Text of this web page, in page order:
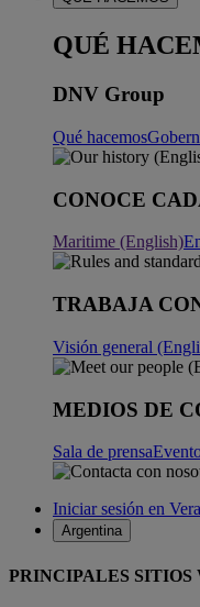
QUÉ
DNV Group
Qué hacemos
CONOCE
Maritime (English)
TRABAJA
Visión general
MEDIOS DE
Sala de prensa
Iniciar sesión en
Argentina
PRINCIPALES SITIOS